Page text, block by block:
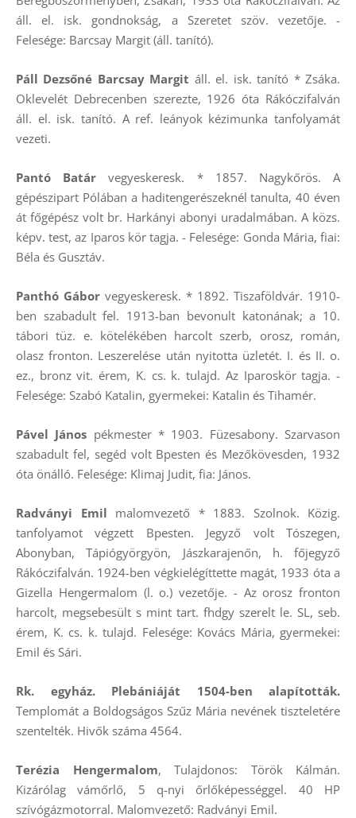
áll. el. isk. gondnokság, a Szeretet szöv. vezetője. -
Felesége: Barcsay Margit (áll. tanító).
Páll Dezsőné Barcsay Margit áll. el. isk. tanító * Zsáka.
Oklevelét Debrecenben szerezte, 1926 óta Rákóczifalván
áll. el. isk. tanító. A ref. leányok kézimunka tanfolyamát
vezeti.
Pantó Batár vegyeskeresk. * 1857. Nagykőrös. A
gépészipart Pólában a haditengerészeknél tanulta, 40 éven
át főgépész volt br. Harkányi abonyi uradalmában. A közs.
képv. test, az Iparos kör tagja. - Felesége: Gonda Mária, fiai:
Béla és Gusztáv.
Panthó Gábor vegyeskeresk. * 1892. Tiszaföldvár. 1910-
ben szabadult fel. 1913-ban bevonult katonának; a 10.
tábori tüz. e. kötelékében harcolt szerb, orosz, román,
olasz fronton. Leszerelése után nyitotta üzletét. I. és II. o.
ez., bronz vit. érem, K. cs. k. tulajd. Az Iparoskör tagja. -
Felesége: Szabó Katalin, gyermekei: Katalin és Tihamér.
Pável János pékmester * 1903. Füzesabony. Szarvason
szabadult fel, segéd volt Bpesten és Mezőkövesden, 1932
óta önálló. Felesége: Klimaj Judit, fia: János.
Radványi Emil malomvezető * 1883. Szolnok. Közig.
tanfolyamot végzett Bpesten. Jegyző volt Tószegen,
Abonyban, Tápiógyörgyön, Jászkarajenőn, h. főjegyző
Rákóczifalván. 1924-ben végkielégíttette magát, 1933 óta a
Gizella Hengermalom (l. o.) vezetője. - Az orosz fronton
harcolt, megsebesült s mint tart. fhdgy szerelt le. SL, seb.
érem, K. cs. k. tulajd. Felesége: Kovács Mária, gyermekei:
Emil és Sári.
Rk. egyház. Plebániáját 1504-ben alapították.
Templomát a Boldogságos Szűz Mária nevének tiszteletére
szentelték. Hivők száma 4564.
Terézia Hengermalom, Tulajdonos: Török Kálmán.
Kizárólag vámőrlő, 5 q-nyi őrlőképességgel. 40 HP
szívógázmotorral. Malomvezető: Radványi Emil.